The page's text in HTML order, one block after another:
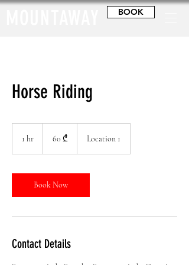
BOOK
Horse Riding
1 hr
ქართული
ლარი60 ₾ Location 1
Book Now
Contact Details